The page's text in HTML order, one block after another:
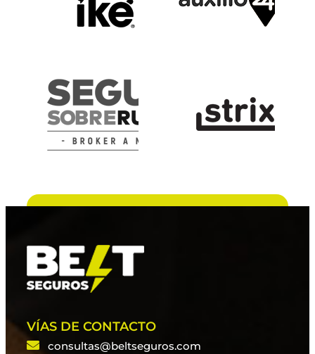
VÍAS DE CONTACTO
consultas@beltseguros.com